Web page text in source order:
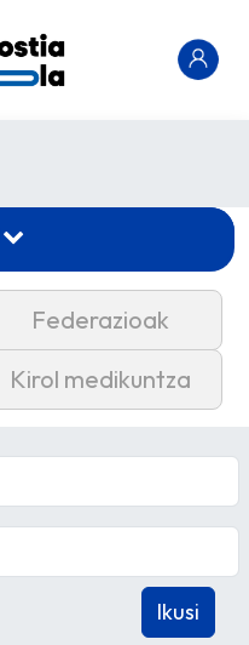
Federazioak
Kirol medikuntza